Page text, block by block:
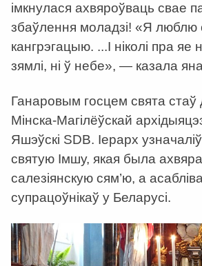
імкнулася ахвяроўваць свае
збаўлення моладзі! «Я люблю
кангрэгацыю. ...І ніколі пра
зямлі, ні ў небе», — казала
Ганаровым госцем свята стаў
Мінска-Магілёўскай
Яшэўскі SDB. Іерарх
святую Імшу, якая была
салезіянскую сям’ю, а
супрацоўнікаў у Беларусі.